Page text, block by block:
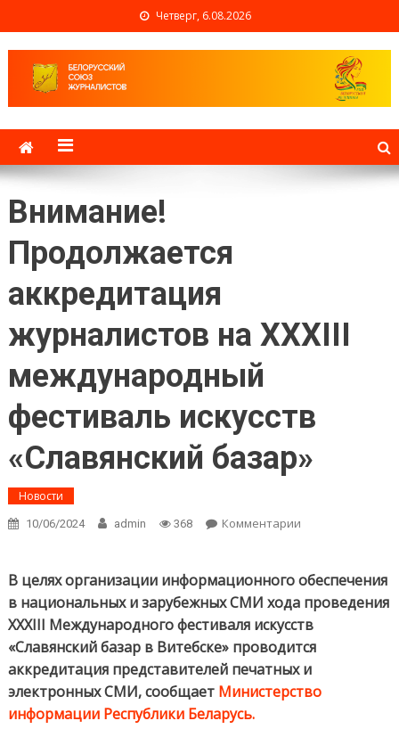
Четверг, 6.08.2026
Белорусский союз
журналистов
Внимание!
Продолжается
аккредитация
журналистов на XXXIII
международный
фестиваль искусств
«Славянский базар»
Новости
10/06/2024 admin 368 Комментарии
журналистов на
международный
фестиваль
искусств
«Славянский
В целях организации информационного обеспечения
в национальных и зарубежных СМИ хода проведения
XXXIII Международного фестиваля искусств
«Славянский базар в Витебске» проводится
аккредитация представителей печатных и
электронных СМИ, сообщает Министерство
информации Республики Беларусь.